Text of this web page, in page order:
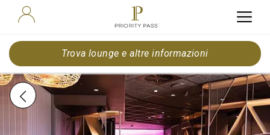
Trova lounge e altre informazioni